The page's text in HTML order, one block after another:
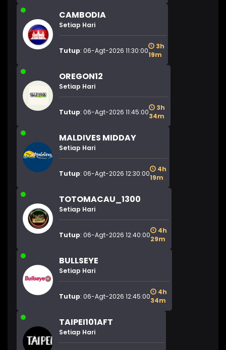
CAMBODIA
Setiap Hari
Tutup: 06-Agt-2026 11:30:00
3h
19m
OREGON12
Setiap Hari
Tutup: 06-Agt-2026 11:45:00
3h
34m
MALDIVES MIDDAY
Setiap Hari
Tutup: 06-Agt-2026 12:30:00
4h
19m
TOTOMACAU_1300
Setiap Hari
Tutup: 06-Agt-2026 12:40:00
4h
29m
BULLSEYE
Setiap Hari
Tutup: 06-Agt-2026 12:45:00
4h
34m
TAIPEI101AFT
Setiap Hari